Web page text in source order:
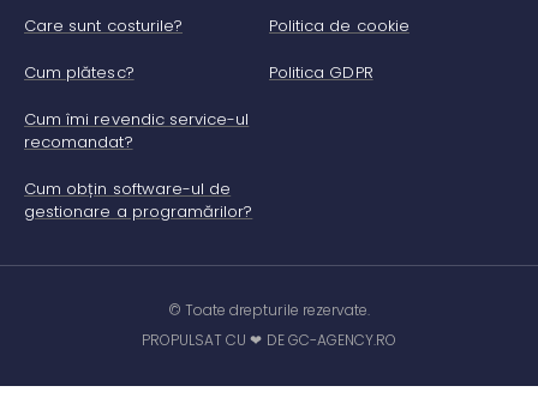
Care sunt costurile?
Cum plătesc?
Cum îmi revendic service-ul
recomandat?
Cum obțin software-ul de
gestionare a programărilor?
Politica de cookie
Politica GDPR
© Toate drepturile rezervate.
PROPULSAT CU ❤ DE GC-AGENCY.RO